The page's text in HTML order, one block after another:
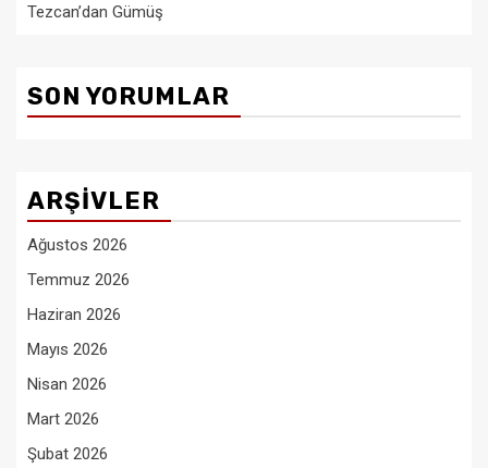
Tezcan’dan Gümüş
SON YORUMLAR
ARŞIVLER
Ağustos 2026
Temmuz 2026
Haziran 2026
Mayıs 2026
Nisan 2026
Mart 2026
Şubat 2026